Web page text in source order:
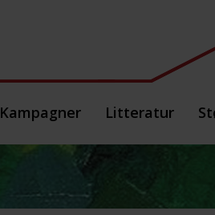
Kampagner Litteratur